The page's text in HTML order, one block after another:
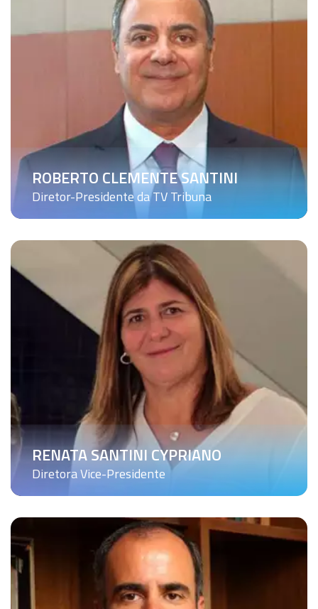
ROBERTO CLEMENTE SANTINI
Diretor-Presidente da TV Tribuna
RENATA SANTINI CYPRIANO
Diretora Vice-Presidente